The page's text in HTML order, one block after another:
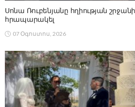
Սոնա Ռուբենյանը հղիության
հրապարակել
07 Օգոստոս, 2026